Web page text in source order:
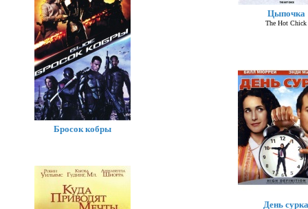
Цыпочка
The Hot Chick
День сурка
Бросок кобры